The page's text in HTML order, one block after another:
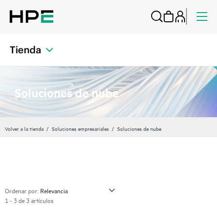
Tienda
Soluciones de nube
Volver a la tienda Soluciones empresariales Soluciones de nube
Ordenar por:
1 - 3 de 3 artículos